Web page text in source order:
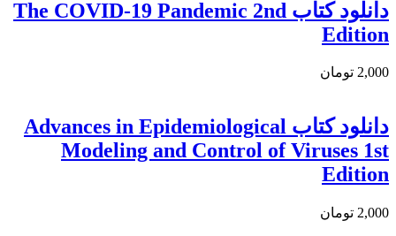
دانلود كتاب The COVID-19 Pandemic 2nd
Edition
2,000 تومان
دانلود كتاب Advances in Epidemiological
Modeling and Control of Viruses 1st
Edition
2,000 تومان